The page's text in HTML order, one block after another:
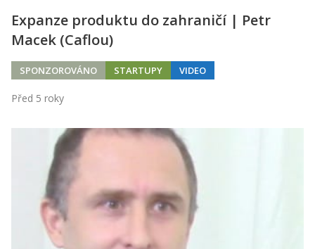
Expanze produktu do zahraničí | Petr
Macek (Caflou)
SPONZOROVÁNO STARTUPY VIDEO
Před 5 roky